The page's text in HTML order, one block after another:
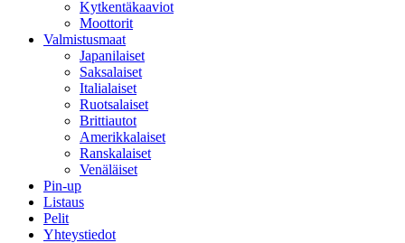
Kytkentäkaaviot
Moottorit
Valmistusmaat
Japanilaiset
Saksalaiset
Italialaiset
Ruotsalaiset
Brittiautot
Amerikkalaiset
Ranskalaiset
Venäläiset
Pin-up
Listaus
Pelit
Yhteystiedot